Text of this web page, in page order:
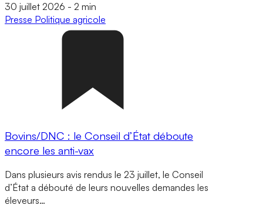
30 juillet 2026 - 2 min
Presse Politique agricole
Bovins/DNC : le Conseil d’État déboute
encore les anti-vax
Dans plusieurs avis rendus le 23 juillet, le Conseil
d’État a débouté de leurs nouvelles demandes les
éleveurs…